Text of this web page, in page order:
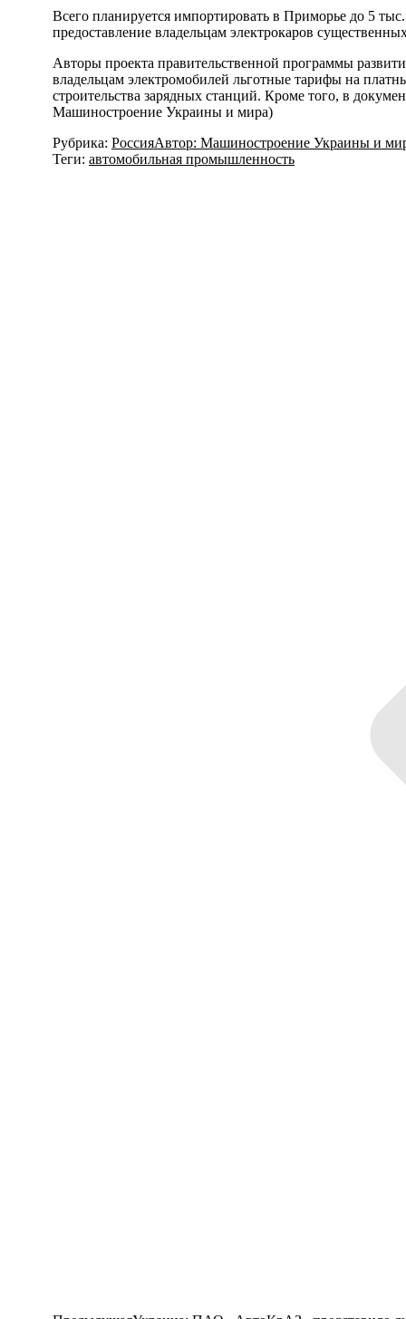
Всего планируется импортировать в Приморье до 5
предоставление владельцам электрокаров
Авторы проекта правительственной программы
владельцам электромобилей льготные тарифы на
строительства зарядных станций. Кроме того, в
Машиностроение Украины и мира)
Рубрика: РоссияАвтор: Машиностроение Украины и
Теги: автомобильная промышленность